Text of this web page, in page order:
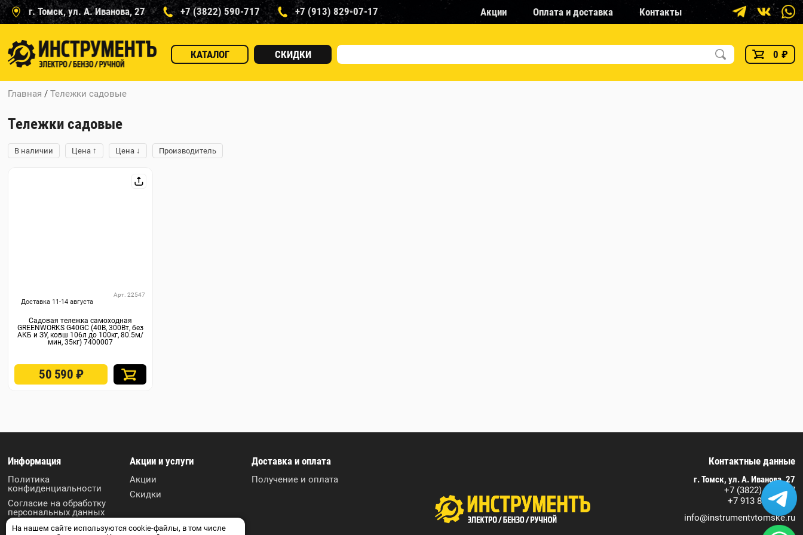
г. Томск, ул. А. Иванова, 27 +7 (3822) 590-717 +7 (913) 829-07-17 Акции Оплата и доставка Контакты
КАТАЛОГ СКИДКИ 0 ₽
Главная /Тележки садовые
Тележки садовые
В наличии Цена ↑ Цена ↓ Производитель
Доставка 11-14 августа
Арт. 22547
Садовая тележка самоходная
GREENWORKS G40GC (40В, 300Вт, без
АКБ и ЗУ, ковш 106л до 100кг, 80.5м/
мин, 35кг) 7400007
50 590 ₽
Информация
Политика
конфиденциальности
Согласие на обработку
персональных данных
Пользовательское
Акции и услуги
Акции
Скидки
Доставка и оплата
Получение и оплата
Контактные данные
г. Томск, ул. А. Иванова, 27
+7 (3822) 590-717
+7 913 829 07 17
info@instrumentvtomske.ru
На нашем сайте используются cookie-файлы, в том числе